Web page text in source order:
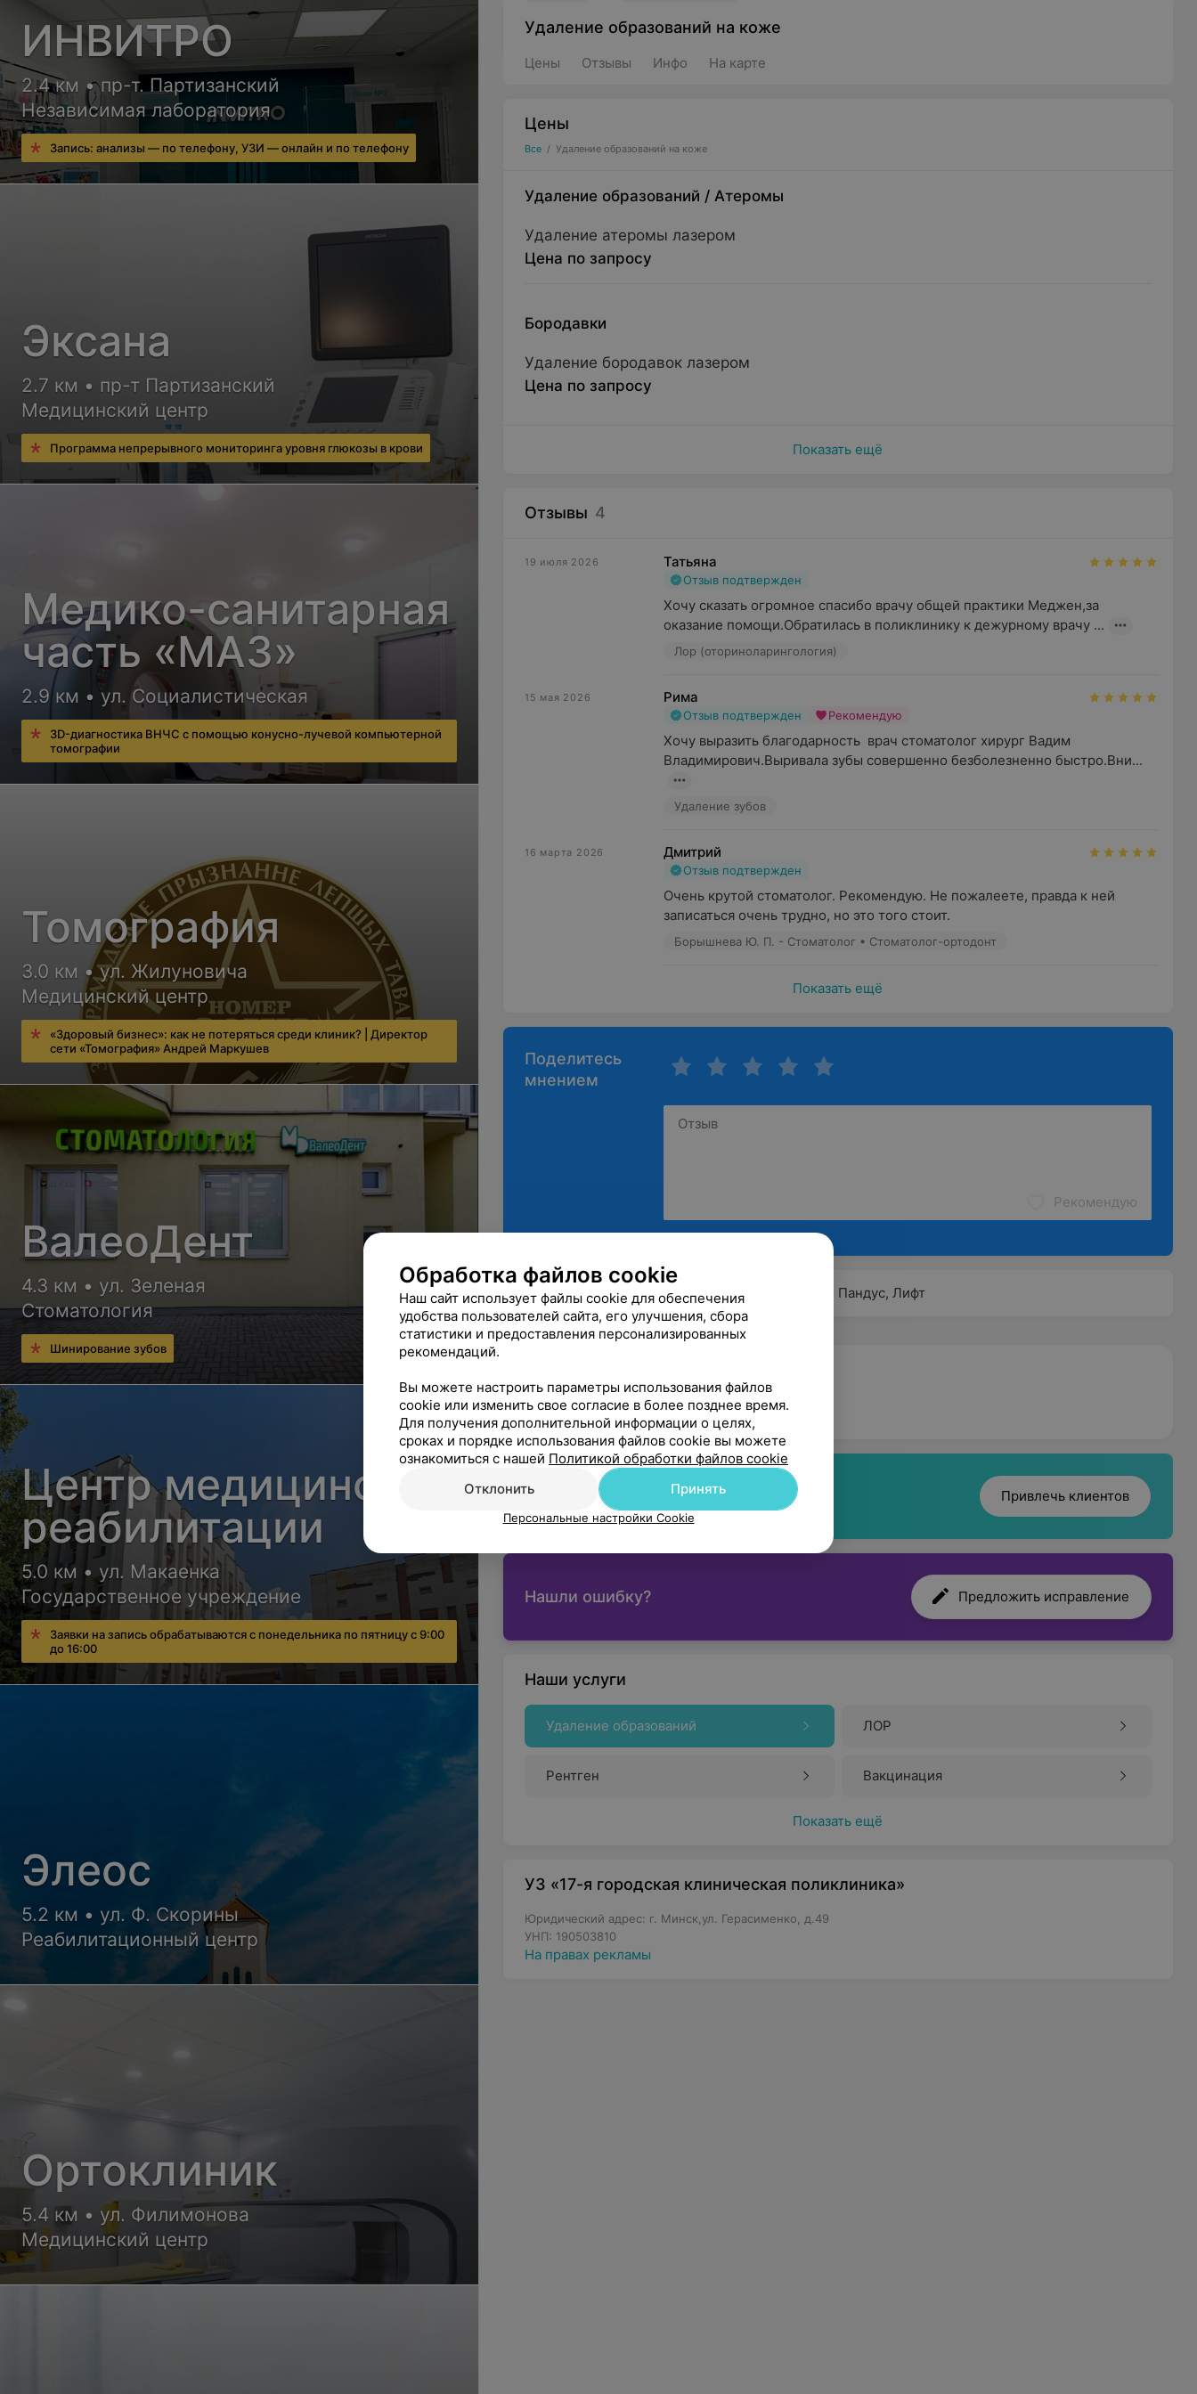
Удаление образований на коже
Цены Отзывы Инфо На карте
Цены
Все / Удаление образований на коже
Удаление образований / Атеромы
Удаление атеромы лазером
Цена по запросу
Бородавки
Удаление бородавок лазером
Цена по запросу
Показать ещё
Отзывы 4
19 июля 2026 Татьяна
Отзыв подтвержден
Хочу сказать огромное спасибо врачу общей практики Меджен,за
оказание помощи.Обратилась в поликлинику к дежурному врачу ...
Лор (оториноларингология)
15 мая 2026 Рима
Отзыв подтвержден Рекомендую
Хочу выразить благодарность  врач стоматолог хирург Вадим
Владимирович.Выривала зубы совершенно безболезненно быстро.Вни...
Удаление зубов
16 марта 2026 Дмитрий
Отзыв подтвержден
Очень крутой стоматолог. Рекомендую. Не пожалеете, правда к ней
записаться очень трудно, но это того стоит.
Борышнева Ю. П. - Стоматолог • Стоматолог-ортодонт
Показать ещё
Поделитесь
мнением
Рекомендую
Безбарьерная среда Пандус, Лифт
С 09:00 МАРШРУТ
Вы владелец? Привлечь клиентов
Нашли ошибку? Предложить исправление
Наши услуги
Удаление образований ЛОР
Рентген Вакцинация
Показать ещё
УЗ «17-я городская клиническая поликлиника»
Юридический адрес: г. Минск,ул. Герасименко, д.49
УНП: 190503810
На правах рекламы
ИНВИТРО
2.4 км • пр-т. Партизанский
Независимая лаборатория
Запись: анализы — по телефону, УЗИ — онлайн и по телефону
Эксана
2.7 км • пр-т Партизанский
Медицинский центр
Программа непрерывного мониторинга уровня глюкозы в крови
Медико-санитарная
часть «МАЗ»
2.9 км • ул. Социалистическая
3D-диагностика ВНЧС с помощью конусно-лучевой компьютерной
томографии
Томография
3.0 км • ул. Жилуновича
Медицинский центр
«Здоровый бизнес»: как не потеряться среди клиник? | Директор
сети «Томография» Андрей Маркушев
ВалеоДент
4.3 км • ул. Зеленая
Стоматология
Шинирование зубов
Центр медицинской
реабилитации
5.0 км • ул. Макаенка
Государственное учреждение
Заявки на запись обрабатываются с понедельника по пятницу с 9:00
до 16:00
Элеос
5.2 км • ул. Ф. Скорины
Реабилитационный центр
Ортоклиник
5.4 км • ул. Филимонова
Медицинский центр
Обработка файлов cookie
Наш сайт использует файлы cookie для обеспечения
удобства пользователей сайта, его улучшения, сбора
статистики и предоставления персонализированных
рекомендаций.
Вы можете настроить параметры использования файлов
cookie или изменить свое согласие в более позднее время.
Для получения дополнительной информации о целях,
сроках и порядке использования файлов cookie вы можете
ознакомиться с нашей Политикой обработки файлов cookie
Отклонить
Принять
Персональные настройки Cookie